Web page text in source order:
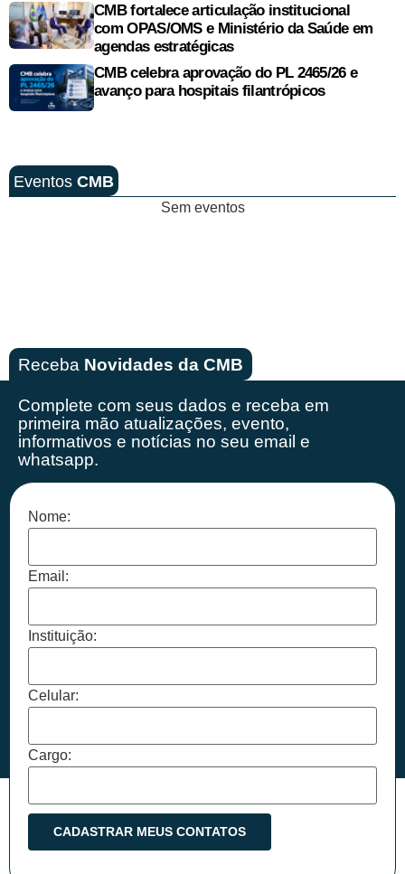
CMB fortalece articulação institucional
com OPAS/OMS e Ministério da Saúde em
agendas estratégicas
CMB celebra aprovação do PL 2465/26 e
avanço para hospitais filantrópicos
Eventos CMB
Sem eventos
Receba Novidades da CMB
Complete com seus dados e receba em
primeira mão atualizações, evento,
informativos e notícias no seu email e
whatsapp.
Nome:
Email:
Instituição:
Celular:
Cargo: